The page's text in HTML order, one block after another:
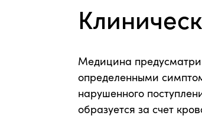
Медицина
определенными
нарушенного
образуется за счет